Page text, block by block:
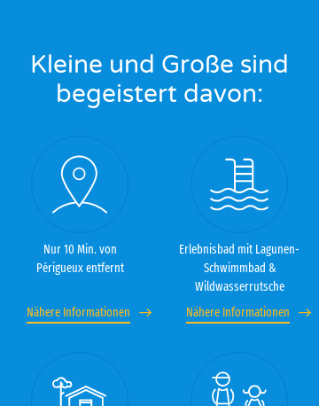
Kleine und Große sind
begeistert davon:
Nur 10 Min. von
Périgueux entfernt
Nähere Informationen
Erlebnisbad mit Lagunen-
Schwimmbad &
Wildwasserrutsche
Nähere Informationen